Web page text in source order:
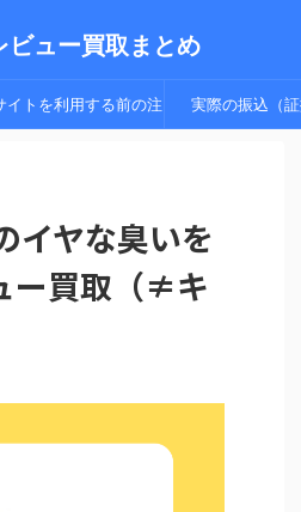
ビュー買取まとめ
イトを利用する前の注 実際の振込（証
イヤな臭いを
ー買取（≠キ